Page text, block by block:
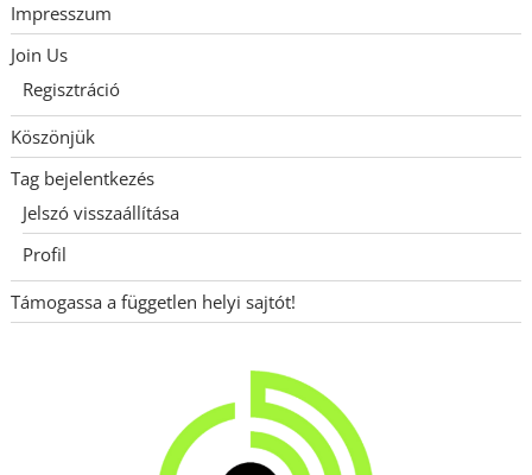
Impresszum
Join Us
Regisztráció
Köszönjük
Tag bejelentkezés
Jelszó visszaállítása
Profil
Támogassa a független helyi sajtót!